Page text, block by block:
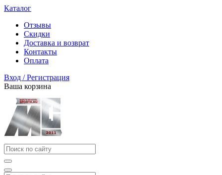
Каталог
Отзывы
Скидки
Доставка и возврат
Контакты
Оплата
Вход / Регистрация
Ваша корзина